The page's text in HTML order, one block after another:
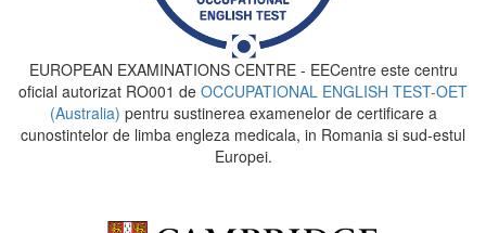
EUROPEAN EXAMINATIONS CENTRE - EECentre este centru
oficial autorizat RO001 de OCCUPATIONAL ENGLISH TEST-OET
(Australia) pentru sustinerea examenelor de certificare a
cunostintelor de limba engleza medicala, in Romania si sud-estul
Europei.